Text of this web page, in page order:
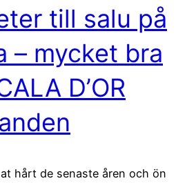
till salu på
– mycket bra
D’OR
hårt de senaste åren och ön